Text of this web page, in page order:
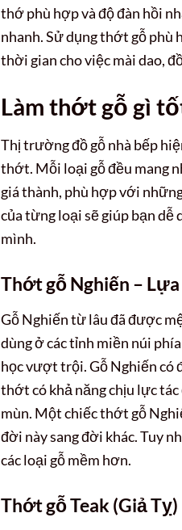
thớ phù hợp và độ đàn hồi
nhanh. Sử dụng thớt gỗ phù
thời gian cho việc mài dao,
Làm thớt gỗ gì
Thị trường đồ gỗ nhà bếp
thớt. Mỗi loại gỗ đều mang
giá thành, phù hợp với
của từng loại sẽ giúp bạn dễ
mình.
Thớt gỗ Nghiến –
Gỗ Nghiến từ lâu đã được
dùng ở các tỉnh miền núi
học vượt trội. Gỗ Nghiến có
thớt có khả năng chịu lực
mùn. Một chiếc thớt gỗ
đời này sang đời khác. Tuy
các loại gỗ mềm hơn.
Thớt gỗ Teak (Giả